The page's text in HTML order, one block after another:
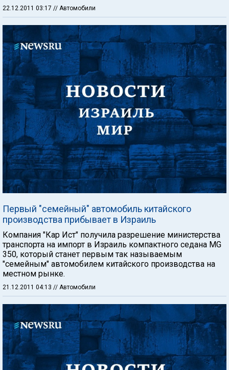
22.12.2011 03:17 // Автомобили
Первый "семейный" автомобиль китайского
производства прибывает в Израиль
Компания "Кар Ист" получила разрешение министерства
транспорта на импорт в Израиль компактного седана MG
350, который станет первым так называемым
"семейным" автомобилем китайского производства на
местном рынке.
21.12.2011 04:13 // Автомобили